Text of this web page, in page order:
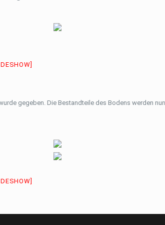
gegeben. Die Bestandteile des Bodens werden